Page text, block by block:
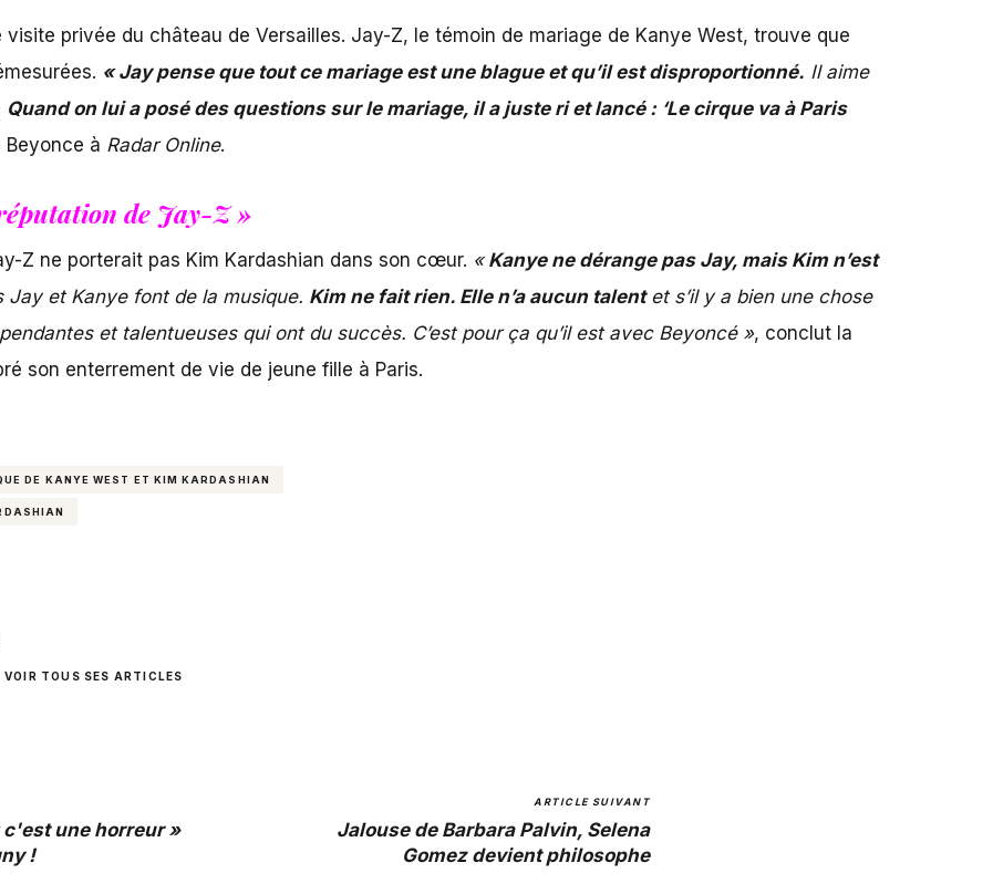
privée du château de Versailles. Jay-Z, le témoin de mariage de Kanye West, trouve que
« Jay pense que tout ce mariage est une blague et qu’il est disproportionné. Il aime
Quand on lui a posé des questions sur le mariage, il a juste ri et lancé : ‘Le cirque va à Paris
à Radar Online.
de Jay-Z »
Z ne porterait pas Kim Kardashian dans son cœur. «Kanye ne dérange pas Jay, mais Kim n’est
Jay et Kanye font de la musique. Kim ne fait rien. Elle n’a aucun talentet s’il y a bien une chose
et talentueuses qui ont du succès. C’est pour ça qu’il est avec Beyoncé », conclut la
son enterrement de vie de jeune fille à Paris.
DE KANYE WEST ET KIM KARDASHIAN
VOIR TOUS SES ARTICLES
une horreur »
!
ARTICLE SUIVANT
Jalouse de Barbara Palvin, Selena
Gomez devient philosophe